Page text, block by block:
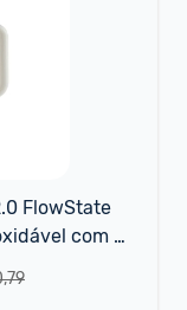
FlowState
com
e canudo